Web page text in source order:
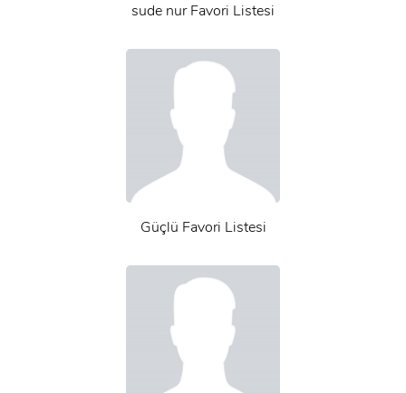
sude nur Favori Listesi
Güçlü Favori Listesi